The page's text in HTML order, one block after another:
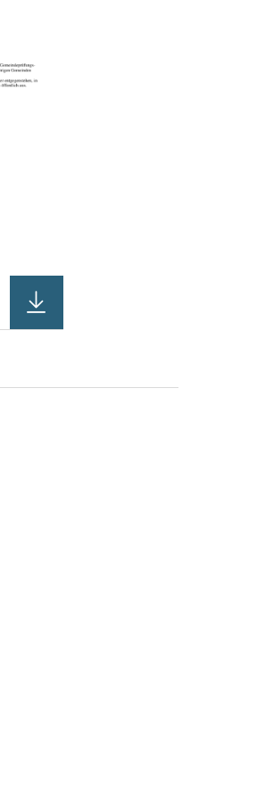
herunterladen (Dateiname: